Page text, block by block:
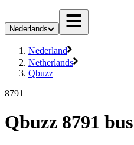
Nederlands
Nederland
Netherlands
Qbuzz
8791
Qbuzz 8791 bus